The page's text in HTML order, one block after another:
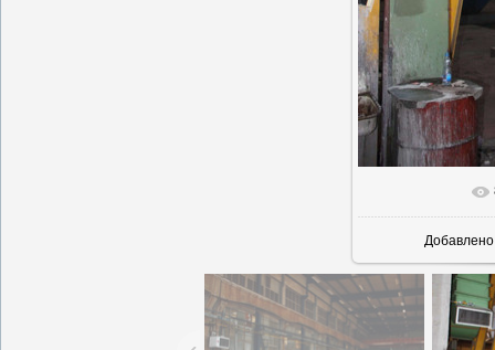
В
Добавлено